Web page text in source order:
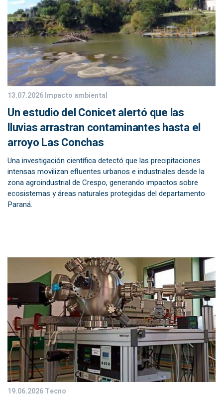
13.07.2026Impacto ambiental
Un estudio del Conicet alertó que las
lluvias arrastran contaminantes hasta el
arroyo Las Conchas
Una investigación científica detectó que las precipitaciones
intensas movilizan efluentes urbanos e industriales desde la
zona agroindustrial de Crespo, generando impactos sobre
ecosistemas y áreas naturales protegidas del departamento
Paraná.
19.06.2026Tecno